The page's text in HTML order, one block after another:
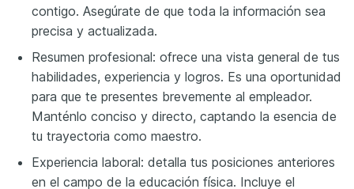
contigo. Asegúrate de que toda la información sea
precisa y actualizada.
Resumen profesional: ofrece una vista general de tus
habilidades, experiencia y logros. Es una oportunidad
para que te presentes brevemente al empleador.
Manténlo conciso y directo, captando la esencia de
tu trayectoria como maestro.
Experiencia laboral: detalla tus posiciones anteriores
en el campo de la educación física. Incluye el